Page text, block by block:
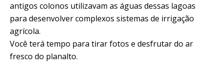
antigos colonos utilizavam as águas dessas lagoas
para desenvolver complexos sistemas de irrigação
agrícola.
Você terá tempo para tirar fotos e desfrutar do ar
fresco do planalto.